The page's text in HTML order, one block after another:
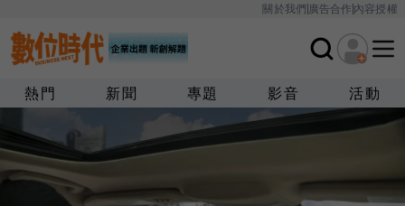
關於我們廣告合作內容授權
熱門 新聞 專題 影音 活動